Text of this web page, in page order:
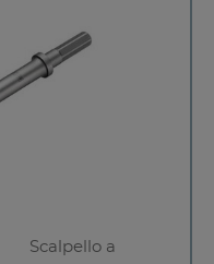
Scalpello a